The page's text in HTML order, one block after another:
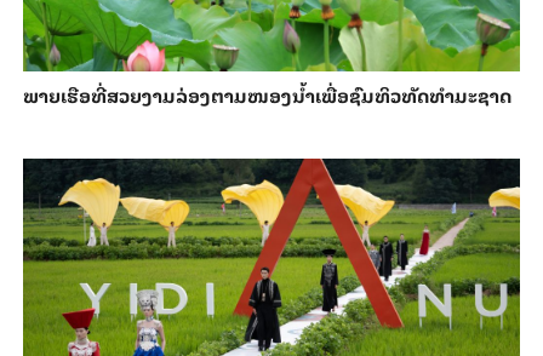
ພາຍ​ເຮືອທີ່​ສວຍ​ງາມ​ລ່ອງ​ຕາມ​​ໜອງນ້ຳ​​ເພື່ອ​ຊົມ​ທິວ​ທັດ​ທຳ​ມະ​ຊາດ